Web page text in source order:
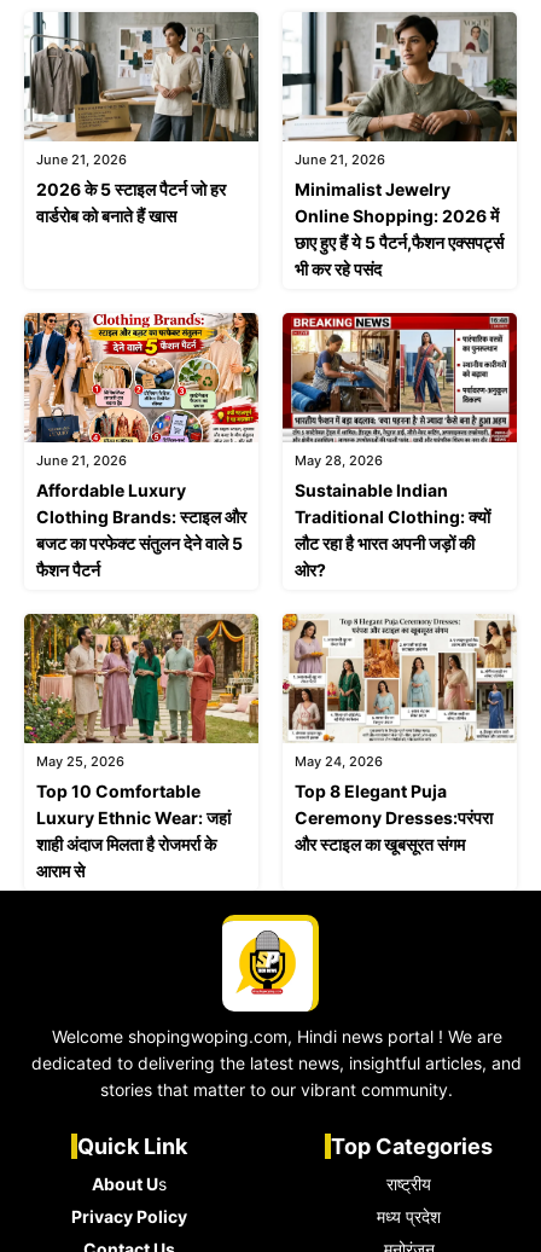
June 21, 2026
2026 के 5 स्टाइल पैटर्न जो हर
वार्डरोब को बनाते हैं खास
June 21, 2026
Minimalist Jewelry
Online Shopping: 2026 में
छाए हुए हैं ये 5 पैटर्न,फैशन एक्सपर्ट्स
भी कर रहे पसंद
June 21, 2026
Affordable Luxury
Clothing Brands: स्टाइल और
बजट का परफेक्ट संतुलन देने वाले 5
फैशन पैटर्न
May 28, 2026
Sustainable Indian
Traditional Clothing: क्यों
लौट रहा है भारत अपनी जड़ों की
ओर?
May 25, 2026
Top 10 Comfortable
Luxury Ethnic Wear: जहां
शाही अंदाज मिलता है रोजमर्रा के
आराम से
May 24, 2026
Top 8 Elegant Puja
Ceremony Dresses:परंपरा
और स्टाइल का खूबसूरत संगम
Welcome shopingwoping.com, Hindi news portal ! We are
dedicated to delivering the latest news, insightful articles, and
stories that matter to our vibrant community.
Quick Link
About Us
Privacy Policy
Top Categories
राष्ट्रीय
मध्य प्रदेश